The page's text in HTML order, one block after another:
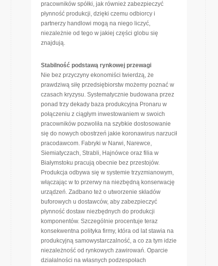
pracowników spółki, jak również zabezpieczyć
płynność produkcji, dzięki czemu odbiorcy i
partnerzy handlowi mogą na niego liczyć,
niezależnie od tego w jakiej części globu się
znajdują.
Stabilność podstawą rynkowej przewagi
Nie bez przyczyny ekonomiści twierdzą, że
prawdziwą siłę przedsiębiorstw możemy poznać w
czasach kryzysu. Systematycznie budowana przez
ponad trzy dekady baza produkcyjna Pronaru w
połączeniu z ciągłym inwestowaniem w swoich
pracowników pozwoliła na szybkie dostosowanie
się do nowych obostrzeń jakie koronawirus narzucił
pracodawcom. Fabryki w Narwi, Narewce,
Siemiatyczach, Strabli, Hajnówce oraz filia w
Białymstoku pracują obecnie bez przestojów.
Produkcja odbywa się w systemie trzyzmianowym,
włączając w to przerwy na niezbędną konserwację
urządzeń. Zadbano też o utworzenie składów
buforowych u dostawców, aby zabezpieczyć
płynność dostaw niezbędnych do produkcji
komponentów. Szczególnie procentuje teraz
konsekwentna polityka firmy, która od lat stawia na
produkcyjną samowystarczalność, a co za tym idzie
niezależność od rynkowych zawirowań. Oparcie
działalności na własnych podzespołach